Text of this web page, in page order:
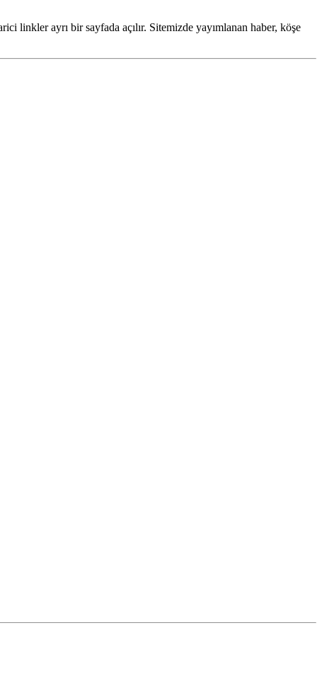
linkler ayrı bir sayfada açılır. Sitemizde yayımlanan haber, köşe